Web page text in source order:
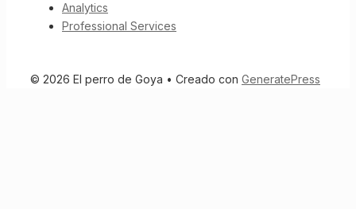
Analytics
Professional Services
© 2026 El perro de Goya • Creado con GeneratePress